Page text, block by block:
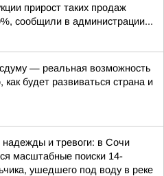
прирост таких продаж
сообщили в администрации...
— реальная возможность
как будет развиваться страна и
надежды и тревоги: в Сочи
масштабные поиски 14-
ушедшего под воду в реке